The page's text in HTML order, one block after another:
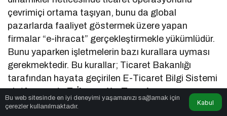
çevrimiçi ortama taşıyan, bunu da global
pazarlarda faaliyet göstermek üzere yapan
firmalar “e-ihracat” gerçekleştirmekle yükümlüdür.
Bunu yaparken işletmelerin bazı kurallara uyması
gerekmektedir. Bu kurallar; Ticaret Bakanlığı
tarafından hayata geçirilen E-Ticaret Bilgi Sistemi
platformundaE-İhracatta Temel
Kurallarbaşlığıyla yayınlanmıştır.
Bu web sitesinde en iyi deneyimi yaşamanızı sağlamak için
çerezler kullanılmaktadır.
Kabul